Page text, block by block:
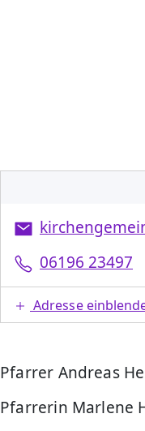
06196 23497
Adresse
Pfarrer Andreas
Pfarrerin Marlene